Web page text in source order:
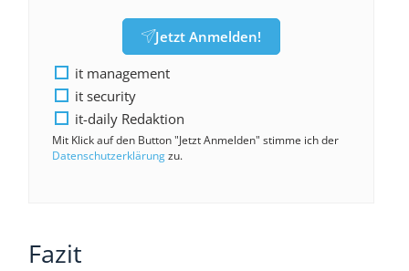
Jetzt Anmelden!
it management
it security
it-daily Redaktion
Mit Klick auf den Button "Jetzt Anmelden" stimme ich der
Datenschutzerklärungzu.
Fazit